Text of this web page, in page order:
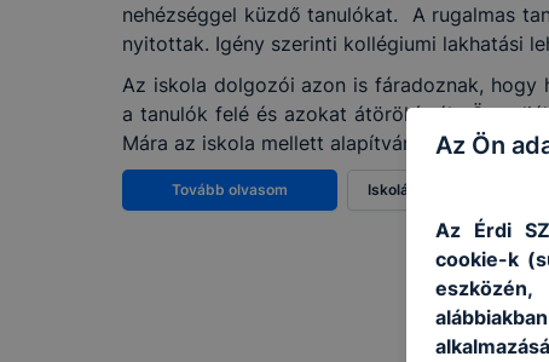
nehézséggel küzdő tanulókat. A rugalmas
nyitottak. Igény szerinti kollégiumi lakhatási
Az iskola dolgozói azon is fáradoznak, hogy
a tanulók felé és azokat átörökítsék.
Mára az iskola mellett alapítvány is működik,
Tovább olvasom Iskolánk története
Az Ön
Az Érdi
cookie-k